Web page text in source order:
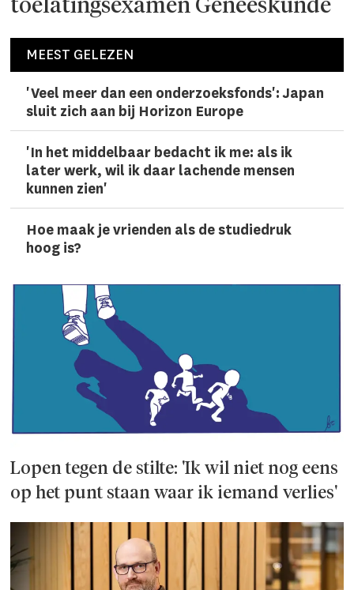
toelatingsexamen Geneeskunde
MEEST GELEZEN
'Veel meer dan een onderzoeks­fonds': Japan
sluit zich aan bij Horizon Europe
'In het middelbaar bedacht ik me: als ik
later werk, wil ik daar lachen­de mensen
kunnen zien'
Hoe maak je vrienden als de studiedruk
hoog is?
Lopen tegen de stilte: 'Ik wil niet nog eens
op het punt staan waar ik iemand verlies'